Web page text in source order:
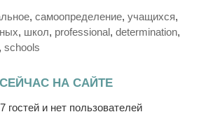
, самоопределение, учащихся,
, школ, professional, determination,
schools
СЕЙЧАС НА САЙТЕ
гостей и нет пользователей